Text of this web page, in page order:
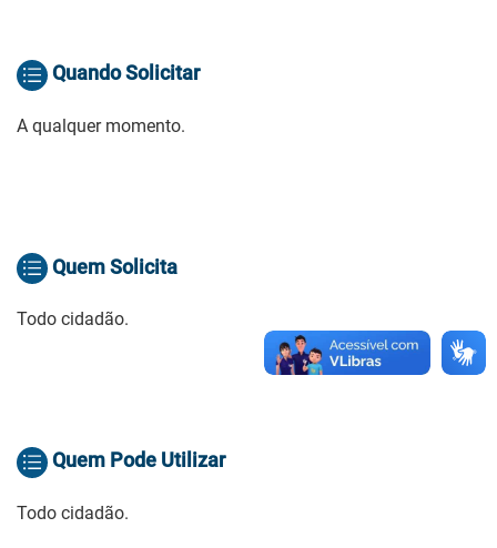
Quando Solicitar
A qualquer momento.
Quem Solicita
Todo cidadão.
Quem Pode Utilizar
Todo cidadão.